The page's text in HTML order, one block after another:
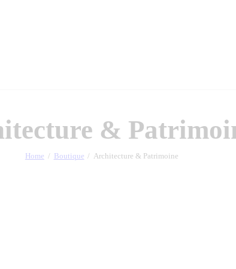
&
Home Boutique Architecture & Patrimoine